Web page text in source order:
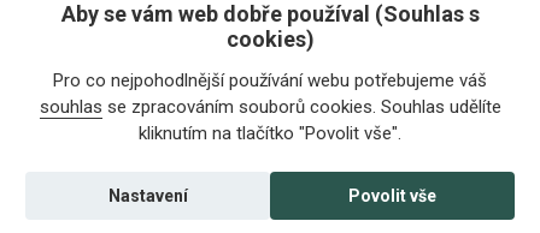
Máte zájem o naše služby?
Potřebujete poradit?
info@foreigners.cz
+420 211 221 492
Aby se vám web dobře používal (Souhlas s
cookies)
Pro co nejpohodlnější používání webu potřebujeme váš
souhlas se zpracováním souborů cookies. Souhlas udělíte
kliknutím na tlačítko "Povolit vše".
Povolit vše
Nastavení